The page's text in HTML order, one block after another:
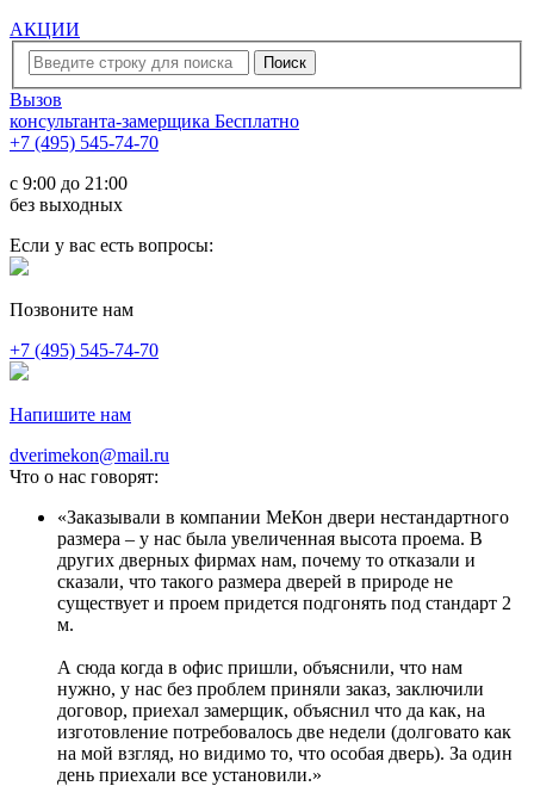
АКЦИИ
Вызов
консультанта-замерщика Бесплатно
+7 (495) 545-74-70
c 9:00 до 21:00
без выходных
Если у вас есть вопросы:
Позвоните нам
+7 (495) 545-74-70
Напишите нам
dverimekon@mail.ru
Что о нас говорят:
Заказывали в компании МеКон двери нестандартного
размера – у нас была увеличенная высота проема. В
других дверных фирмах нам, почему то отказали и
сказали, что такого размера дверей в природе не
существует и проем придется подгонять под стандарт 2
м.
А сюда когда в офис пришли, объяснили, что нам
нужно, у нас без проблем приняли заказ, заключили
договор, приехал замерщик, объяснил что да как, на
изготовление потребовалось две недели (долговато как
на мой взгляд, но видимо то, что особая дверь). За один
день приехали все установили.